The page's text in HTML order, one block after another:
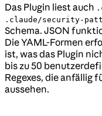
Das Plugin liest auch
.claude/security-
Schema. JSON
Die YAML-Formen
ist, was das Plugin
bis zu 50
Regexes, die anfällig
aussehen.